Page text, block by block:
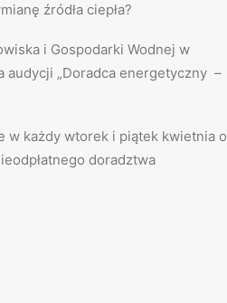
źródła ciepła?
i Gospodarki Wodnej w
audycji „Doradca energetyczny –
w każdy wtorek i piątek kwietnia o
doradztwa